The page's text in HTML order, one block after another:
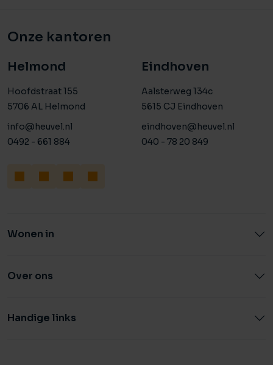
Onze kantoren
Helmond
Hoofdstraat 155
5706 AL Helmond
info@heuvel.nl
0492 - 661 884
Eindhoven
Aalsterweg 134c
5615 CJ Eindhoven
eindhoven@heuvel.nl
040 - 78 20 849
Wonen in
Over ons
Handige links